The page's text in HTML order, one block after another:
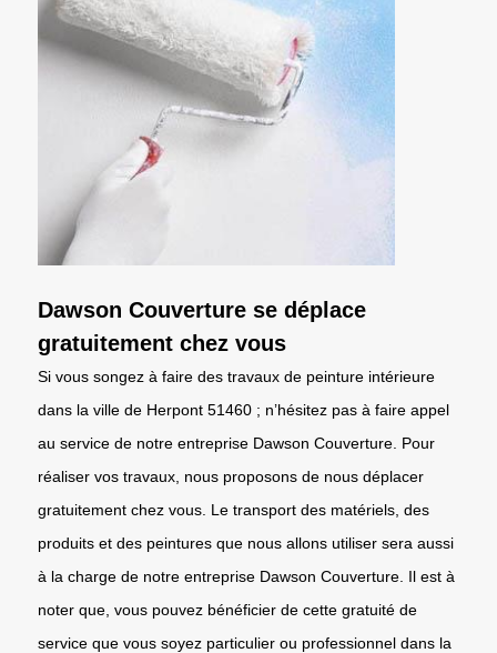
Dawson Couverture se déplace
gratuitement chez vous
Si vous songez à faire des travaux de peinture intérieure
dans la ville de Herpont 51460 ; n’hésitez pas à faire appel
au service de notre entreprise Dawson Couverture. Pour
réaliser vos travaux, nous proposons de nous déplacer
gratuitement chez vous. Le transport des matériels, des
produits et des peintures que nous allons utiliser sera aussi
à la charge de notre entreprise Dawson Couverture. Il est à
noter que, vous pouvez bénéficier de cette gratuité de
service que vous soyez particulier ou professionnel dans la